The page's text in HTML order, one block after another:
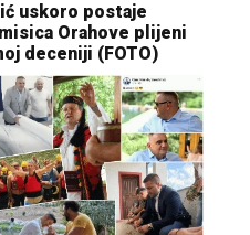
uskoro postaje
Orahove plijeni
deceniji (FOTO)